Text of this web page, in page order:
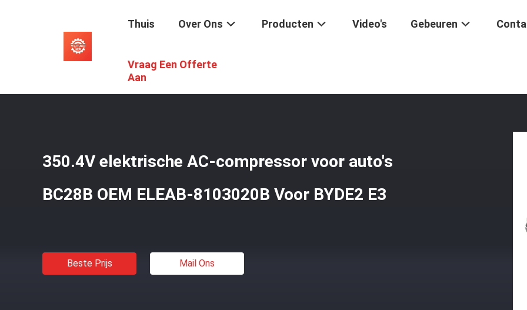
Thuis Over Ons Producten Video's Gebeuren
Vraag Een Offerte
Aan
Thuis / Producten EV Auto AC Compressor
350.4V elektrische AC-compressor voor auto's
BC28B OEM ELEAB-8103020B Voor BYDE2 E3
Beste Prijs Mail Ons